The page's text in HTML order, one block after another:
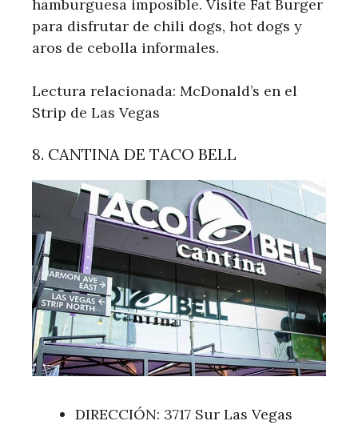
hamburguesa imposible. Visite Fat Burger
para disfrutar de chili dogs, hot dogs y
aros de cebolla informales.
Lectura relacionada: McDonald’s en el
Strip de Las Vegas
8. CANTINA DE TACO BELL
DIRECCIÓN: 3717 Sur Las Vegas